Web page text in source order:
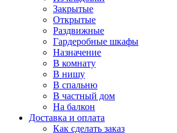
Закрытые
Открытые
Раздвижные
Гардеробные шкафы
Назначение
В комнату
В нишу
В спальню
В частный дом
На балкон
Доставка и оплата
Как сделать заказ